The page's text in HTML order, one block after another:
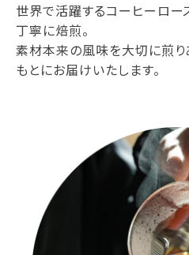
世界で活躍するコーヒーロ
丁寧に焙煎。
素材本来の風味を大切に煎り
もとにお届けいたします。